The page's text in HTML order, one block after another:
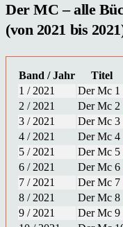
Der MC – alle
(von 2021 bis
Band / Jahr Titel
1 / 2021
Der Mc 1
2 / 2021
Der Mc 2
3 / 2021
Der Mc 3
4 / 2021
Der Mc 4
5 / 2021
Der Mc 5
6 / 2021
Der Mc 6
7 / 2021
Der Mc 7
8 / 2021
Der Mc 8
9 / 2021
Der Mc 9